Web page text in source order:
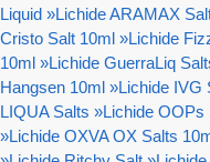
Liquid »Lichide ARAMAX
Cristo Salt 10ml »Lichide
10ml »Lichide GuerraLiq
Hangsen 10ml »Lichide IVG
LIQUA Salts »Lichide OOPs
»Lichide OXVA OX Salts